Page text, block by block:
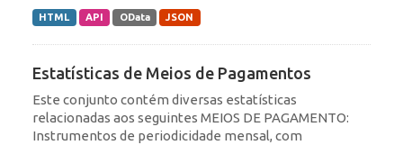
HTML API OData JSON
Estatísticas de Meios de Pagamentos
Este conjunto contém diversas estatísticas
relacionadas aos seguintes MEIOS DE PAGAMENTO:
Instrumentos de periodicidade mensal, com